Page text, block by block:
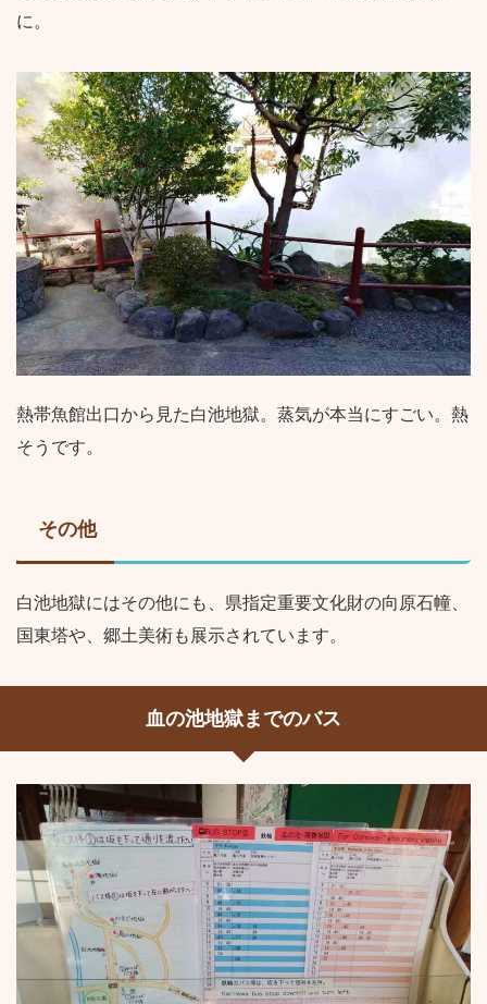
に。
熱帯魚館出口から見た白池地獄。蒸気が本当にすごい。熱
そうです。
その他
白池地獄にはその他にも、県指定重要文化財の向原石幢、
国東塔や、郷土美術も展示されています。
血の池地獄までのバス